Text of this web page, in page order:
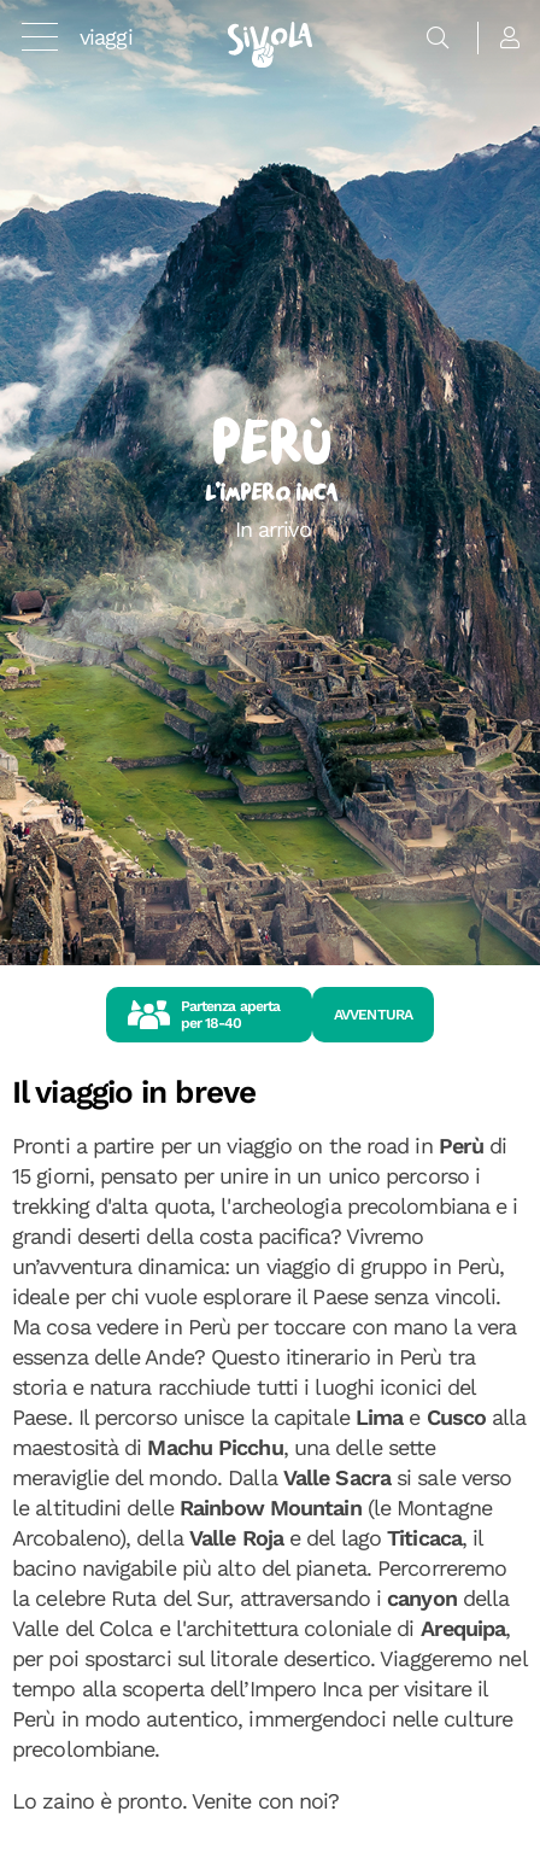
viaggi
Perù
L’Impero Inca
In arrivo
Partenza aperta
per18-40
AVVENTURA
Il viaggio in breve
Pronti a partire per un viaggio on the road inPerù di
15 giorni, pensato per unire in un unico percorso i
trekking d'alta quota, l'archeologia precolombiana e i
grandi deserti della costa pacifica? Vivremo
un’avventura dinamica: un viaggio di gruppo in Perù,
ideale per chi vuole esplorare il Paese senza vincoli.
Ma cosa vedere in Perù per toccare con mano la vera
essenza delle Ande? Questo itinerario in Perù tra
storia e natura racchiude tutti i luoghi iconici del
Paese. Il percorso unisce la capitale Lima e Cusco alla
maestosità di Machu Picchu, una delle sette
meraviglie del mondo. Dalla Valle Sacrasi sale verso
le altitudini delle Rainbow Mountain (le Montagne
Arcobaleno), della Valle Rojae del lagoTiticaca, il
bacino navigabile più alto del pianeta. Percorreremo
la celebre Ruta del Sur, attraversando icanyon della
Valle del Colca e l'architettura coloniale di Arequipa,
per poi spostarci sul litorale desertico. Viaggeremo nel
tempo alla scoperta dell’Impero Inca per visitare il
Perù in modo autentico, immergendoci nelle culture
precolombiane.
Lo zaino è pronto. Venite con noi?